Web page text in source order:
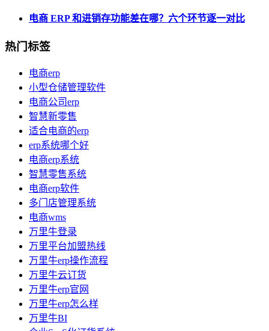
电商 ERP 和进销存功能差在哪？六个环节逐一对比
热门标签
电商erp
小型仓储管理软件
电商公司erp
智慧新零售
适合电商的erp
erp系统哪个好
电商erp系统
智慧零售系统
电商erp软件
多门店管理系统
电商wms
万里牛登录
万里平台加盟热线
万里牛erp操作流程
万里牛云订货
万里牛erp官网
万里牛erp怎么样
万里牛BI